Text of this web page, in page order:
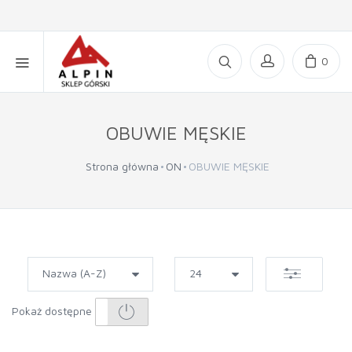
0
OBUWIE MĘSKIE
Strona główna ON OBUWIE MĘSKIE
Pokaż dostępne